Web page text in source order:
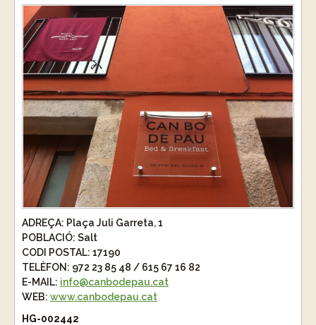
ADREÇA: Plaça Juli Garreta, 1
POBLACIÓ: Salt
CODI POSTAL: 17190
TELÈFON: 972 23 85 48 / 615 67 16 82
E-MAIL: info@canbodepau.cat
WEB: www.canbodepau.cat
HG-002442